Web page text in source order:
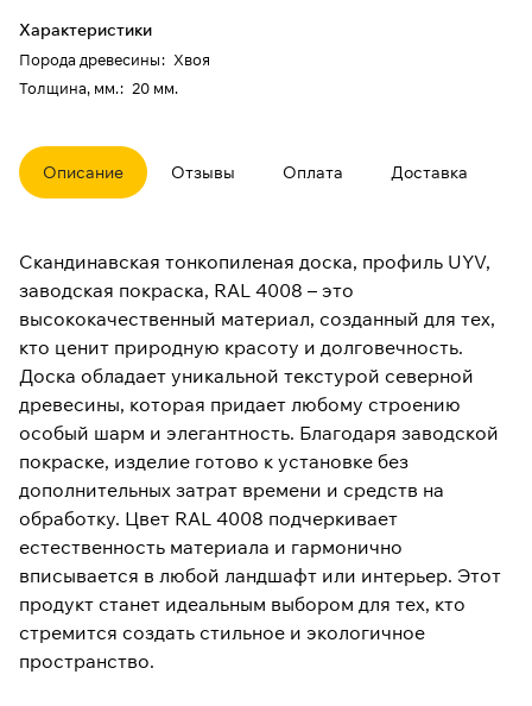
Характеристики
Порода древесины: Хвоя
Толщина, мм.: 20 мм.
Описание Отзывы Оплата Доставка
Скандинавская тонкопиленая доска, профиль UYV,
заводская покраска, RAL 4008 – это
высококачественный материал, созданный для тех,
кто ценит природную красоту и долговечность.
Доска обладает уникальной текстурой северной
древесины, которая придает любому строению
особый шарм и элегантность. Благодаря заводской
покраске, изделие готово к установке без
дополнительных затрат времени и средств на
обработку. Цвет RAL 4008 подчеркивает
естественность материала и гармонично
вписывается в любой ландшафт или интерьер. Этот
продукт станет идеальным выбором для тех, кто
стремится создать стильное и экологичное
пространство.